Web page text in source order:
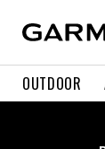
OUTDOOR